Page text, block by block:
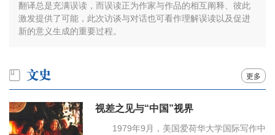
翻译总是充满误读，而误读正为作家与作品的相互阐释、彼此
激发提供了可能，此次访谈与对话也可看作理解误读以及促进
新的意义生成的重要过程。
更多
视差之见与“中国”视界
1979年9月，美国爱荷华大学国际写作中